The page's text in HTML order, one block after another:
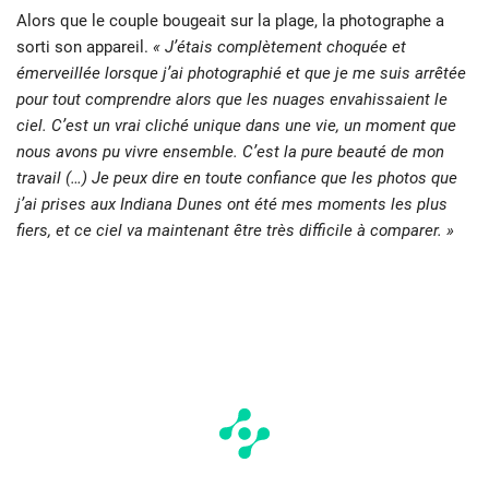
Alors que le couple bougeait sur la plage, la photographe a
sorti son appareil. « J’étais complètement choquée et
émerveillée lorsque j’ai photographié et que je me suis arrêtée
pour tout comprendre alors que les nuages ​​envahissaient le
ciel. C’est un vrai cliché unique dans une vie, un moment que
nous avons pu vivre ensemble. C’est la pure beauté de mon
travail (…) Je peux dire en toute confiance que les photos que
j’ai prises aux Indiana Dunes ont été mes moments les plus
fiers, et ce ciel va maintenant être très difficile à comparer. »